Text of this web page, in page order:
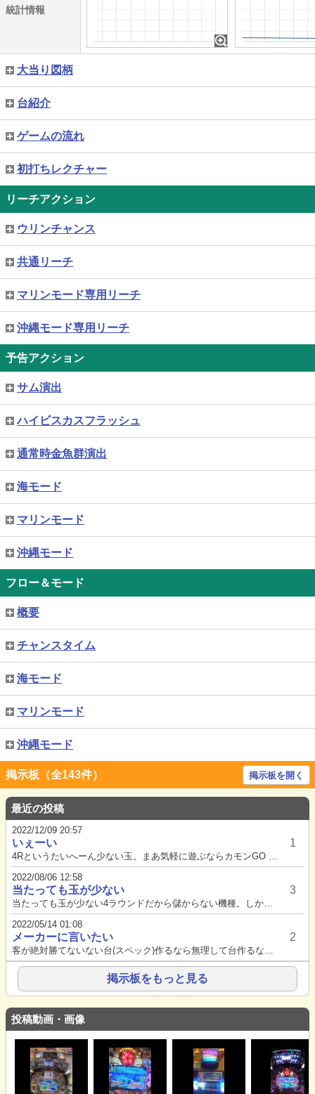
統計情報
大当り図柄
台紹介
ゲームの流れ
初打ちレクチャー
リーチアクション
ウリンチャンス
共通リーチ
マリンモード専用リーチ
沖縄モード専用リーチ
予告アクション
サム演出
ハイビスカスフラッシュ
通常時金魚群演出
海モード
マリンモード
沖縄モード
フロー＆モード
概要
チャンスタイム
海モード
マリンモード
沖縄モード
掲示板（全143件） 掲示板を開く
最近の投稿
2022/12/09 20:57
いぇーい
4Rというたいへーん少ない玉。まあ気軽に遊ぶならカモンGO GO
1
2022/08/06 12:58
当たっても玉が少ない
当たっても玉が少ない4ラウンドだから儲からない機種。しかも投資は多いし！みんな玉は魚の餌になるんだよこの機種はマジいらつ...
3
2022/05/14 01:08
メーカーに言いたい
客が絶対勝てないない台(スペック)作るなら無理して台作るなよ儲けることばっかり考えて客の事も少しは考えろよ...
2
掲示板をもっと見る
投稿動画・画像